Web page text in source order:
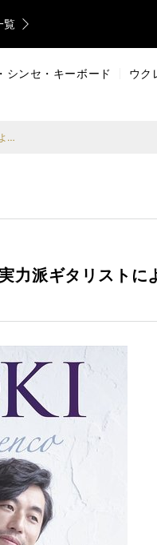
覧
シンセ・キーボード ウク
誰でも気軽にフラメンコ・ギターに取り組める！ 世界が認める実力派ギタリストによる DVD付き楽譜集『沖仁フラメンコ・スタイル・ソロ・ギター』が発売
力派ギタリストに